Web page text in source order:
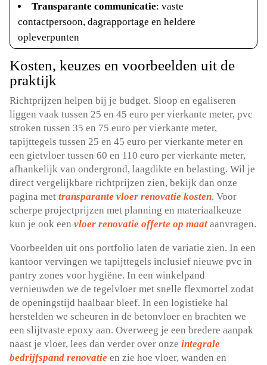
Transparante communicatie: vaste
contactpersoon, dagrapportage en heldere
opleverpunten
Kosten, keuzes en voorbeelden uit de
praktijk
Richtprijzen helpen bij je budget.​ Sloop en egaliseren
liggen vaak tussen 25 en 45 euro per vierkante meter, pvc
stroken tussen 35 en 75 euro per vierkante meter,
tapijttegels tussen 25 en 45 euro per vierkante meter en
een gietvloer tussen 60 en 110 euro per vierkante meter,
afhankelijk van ondergrond, laagdikte en belasting.​ Wil je
direct vergelijkbare richtprijzen zien, bekijk dan onze
pagina mettransparante vloer renovatie kosten.​ Voor
scherpe projectprijzen met planning en materiaalkeuze
kun je ook eenvloer renovatie offerte op maat aanvragen.​
Voorbeelden uit ons portfolio laten de variatie zien.​ In een
kantoor vervingen we tapijttegels inclusief nieuwe pvc in
pantry zones voor hygiëne.​ In een winkelpand
vernieuwden we de tegelvloer met snelle flexmortel zodat
de openingstijd haalbaar bleef.​ In een logistieke hal
herstelden we scheuren in de betonvloer en brachten we
een slijtvaste epoxy aan.​ Overweeg je een bredere aanpak
naast je vloer, lees dan verder over onzeintegrale
bedrijfspand renovatie en zie hoe vloer, wanden en